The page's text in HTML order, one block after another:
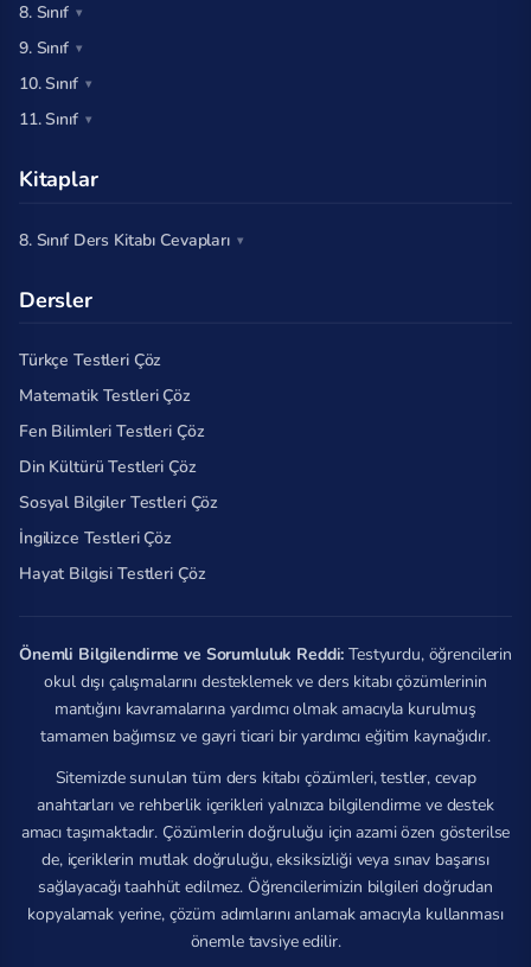
8. Sınıf
9. Sınıf
10. Sınıf
11. Sınıf
Kitaplar
8. Sınıf Ders Kitabı Cevapları
Dersler
Türkçe Testleri Çöz
Matematik Testleri Çöz
Fen Bilimleri Testleri Çöz
Din Kültürü Testleri Çöz
Sosyal Bilgiler Testleri Çöz
İngilizce Testleri Çöz
Hayat Bilgisi Testleri Çöz
Önemli Bilgilendirme ve Sorumluluk Reddi: Testyurdu, öğrencilerin
okul dışı çalışmalarını desteklemek ve ders kitabı çözümlerinin
mantığını kavramalarına yardımcı olmak amacıyla kurulmuş
tamamen bağımsız ve gayri ticari bir yardımcı eğitim kaynağıdır.
Sitemizde sunulan tüm ders kitabı çözümleri, testler, cevap
anahtarları ve rehberlik içerikleri yalnızca bilgilendirme ve destek
amacı taşımaktadır. Çözümlerin doğruluğu için azami özen gösterilse
de, içeriklerin mutlak doğruluğu, eksiksizliği veya sınav başarısı
sağlayacağı taahhüt edilmez. Öğrencilerimizin bilgileri doğrudan
kopyalamak yerine, çözüm adımlarını anlamak amacıyla kullanması
önemle tavsiye edilir.